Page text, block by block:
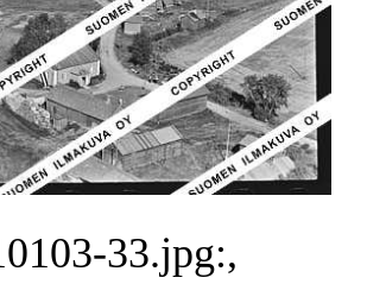
33.jpg:,